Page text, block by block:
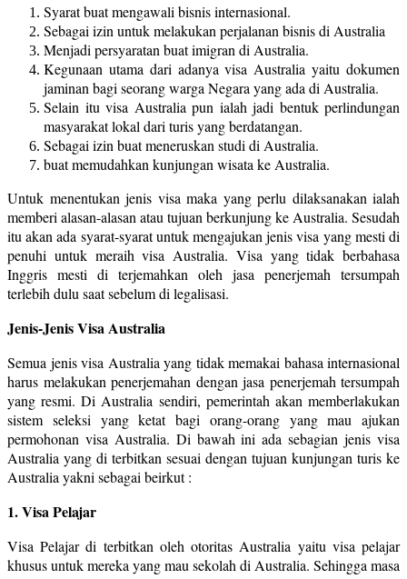
Syarat buat mengawali bisnis internasional.
Sebagai izin untuk melakukan perjalanan bisnis di Australia
Menjadi persyaratan buat imigran di Australia.
Kegunaan utama dari adanya visa Australia yaitu dokumen
jaminan bagi seorang warga Negara yang ada di Australia.
Selain itu visa Australia pun ialah jadi bentuk perlindungan
masyarakat lokal dari turis yang berdatangan.
Sebagai izin buat meneruskan studi di Australia.
buat memudahkan kunjungan wisata ke Australia.
Untuk menentukan jenis visa maka yang perlu dilaksanakan ialah
memberi alasan-alasan atau tujuan berkunjung ke Australia. Sesudah
itu akan ada syarat-syarat untuk mengajukan jenis visa yang mesti di
penuhi untuk meraih visa Australia. Visa yang tidak berbahasa
Inggris mesti di terjemahkan oleh jasa penerjemah tersumpah
terlebih dulu saat sebelum di legalisasi.
Jenis-Jenis Visa Australia
Semua jenis visa Australia yang tidak memakai bahasa internasional
harus melakukan penerjemahan dengan jasa penerjemah tersumpah
yang resmi. Di Australia sendiri, pemerintah akan memberlakukan
sistem seleksi yang ketat bagi orang-orang yang mau ajukan
permohonan visa Australia. Di bawah ini ada sebagian jenis visa
Australia yang di terbitkan sesuai dengan tujuan kunjungan turis ke
Australia yakni sebagai beirkut :
1. Visa Pelajar
Visa Pelajar di terbitkan oleh otoritas Australia yaitu visa pelajar
khusus untuk mereka yang mau sekolah di Australia. Sehingga masa